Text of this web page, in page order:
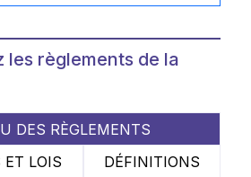
les règlements de la
DES RÈGLEMENTS
ET LOIS
DÉFINITIONS